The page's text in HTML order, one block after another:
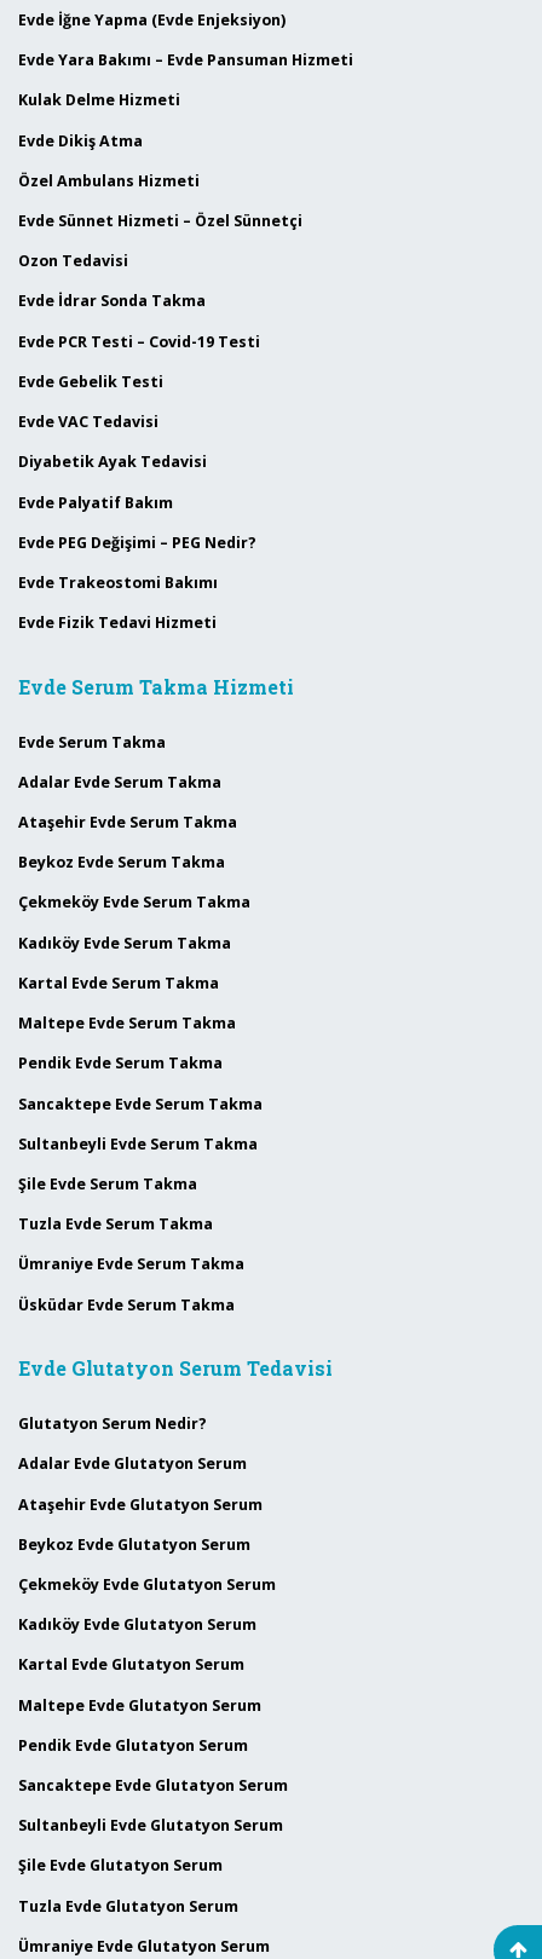
Evde İğne Yapma (Evde Enjeksiyon)
Evde Yara Bakımı – Evde Pansuman Hizmeti
Kulak Delme Hizmeti
Evde Dikiş Atma
Özel Ambulans Hizmeti
Evde Sünnet Hizmeti – Özel Sünnetçi
Ozon Tedavisi
Evde İdrar Sonda Takma
Evde PCR Testi – Covid-19 Testi
Evde Gebelik Testi
Evde VAC Tedavisi
Diyabetik Ayak Tedavisi
Evde Palyatif Bakım
Evde PEG Değişimi – PEG Nedir?
Evde Trakeostomi Bakımı
Evde Fizik Tedavi Hizmeti
Evde Serum Takma Hizmeti
Evde Serum Takma
Adalar Evde Serum Takma
Ataşehir Evde Serum Takma
Beykoz Evde Serum Takma
Çekmeköy Evde Serum Takma
Kadıköy Evde Serum Takma
Kartal Evde Serum Takma
Maltepe Evde Serum Takma
Pendik Evde Serum Takma
Sancaktepe Evde Serum Takma
Sultanbeyli Evde Serum Takma
Şile Evde Serum Takma
Tuzla Evde Serum Takma
Ümraniye Evde Serum Takma
Üsküdar Evde Serum Takma
Evde Glutatyon Serum Tedavisi
Glutatyon Serum Nedir?
Adalar Evde Glutatyon Serum
Ataşehir Evde Glutatyon Serum
Beykoz Evde Glutatyon Serum
Çekmeköy Evde Glutatyon Serum
Kadıköy Evde Glutatyon Serum
Kartal Evde Glutatyon Serum
Maltepe Evde Glutatyon Serum
Pendik Evde Glutatyon Serum
Sancaktepe Evde Glutatyon Serum
Sultanbeyli Evde Glutatyon Serum
Şile Evde Glutatyon Serum
Tuzla Evde Glutatyon Serum
Ümraniye Evde Glutatyon Serum